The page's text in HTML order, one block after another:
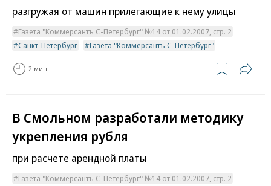
разгружая от машин прилегающие к нему улицы
Газета "Коммерсантъ С-Петербург" №14 от 01.02.2007, стр. 2
Санкт-Петербург
Газета "Коммерсантъ С-Петербург"
2 мин.
В Смольном разработали методику
укрепления рубля
при расчете арендной платы
Газета "Коммерсантъ С-Петербург" №14 от 01.02.2007, стр. 2